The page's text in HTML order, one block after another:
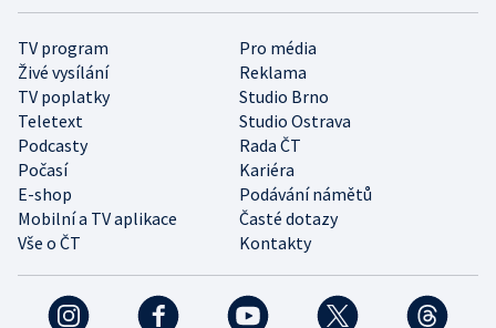
TV program
Pro média
Živé vysílání
Reklama
TV poplatky
Studio Brno
Teletext
Studio Ostrava
Podcasty
Rada ČT
Počasí
Kariéra
E-shop
Podávání námětů
Mobilní a TV aplikace
Časté dotazy
Vše o ČT
Kontakty